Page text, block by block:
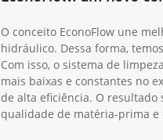
O conceito EconoFlow une
hidráulico. Dessa forma,
Com isso, o sistema de
mais baixas e constantes no
de alta eficiência. O
qualidade de matéria-prima e